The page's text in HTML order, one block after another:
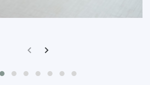
интеллекта
иностранных граждан на
документы